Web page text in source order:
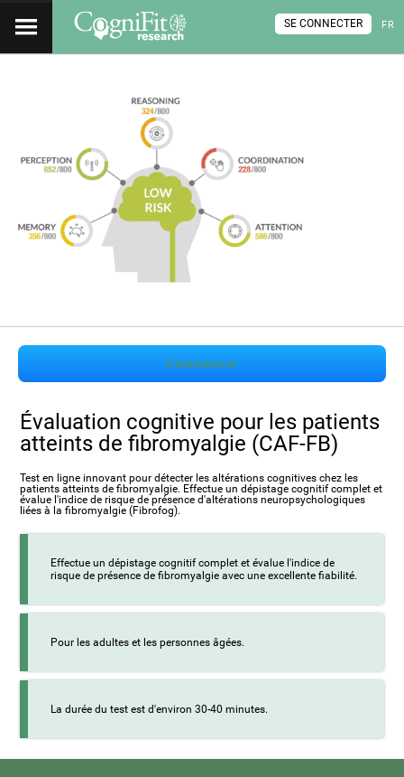
FR
SE CONNECTER
Commencer
Évaluation cognitive pour les patients
atteints de fibromyalgie (CAF-FB)
Test en ligne innovant pour détecter les altérations cognitives chez les
patients atteints de fibromyalgie. Effectue un dépistage cognitif complet et
évalue l'indice de risque de présence d'altérations neuropsychologiques
liées à la fibromyalgie (Fibrofog).
Effectue un dépistage cognitif complet et évalue l'indice de
risque de présence de fibromyalgie avec une excellente fiabilité.
Pour les adultes et les personnes âgées.
La durée du test est d'environ 30-40 minutes.